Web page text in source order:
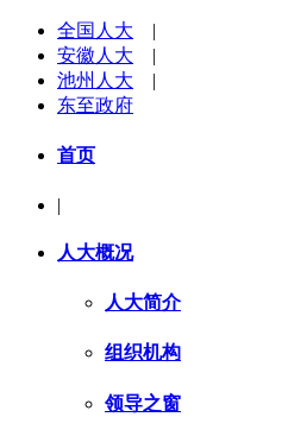
全国人大 |
安徽人大 |
池州人大 |
东至政府
首页
|
人大概况
人大简介
组织机构
领导之窗